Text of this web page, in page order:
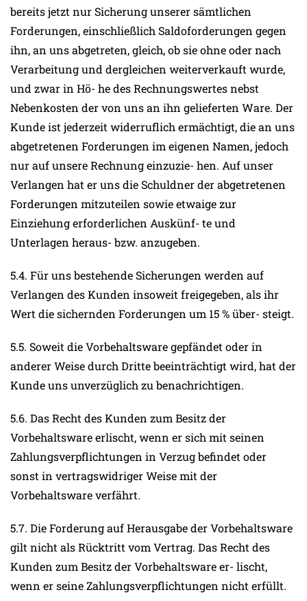
bereits jetzt nur Sicherung unserer sämtlichen
Forderungen, einschließlich Saldoforderungen gegen
ihn, an uns abgetreten, gleich, ob sie ohne oder nach
Verarbeitung und dergleichen weiterverkauft wurde,
und zwar in Hö- he des Rechnungswertes nebst
Nebenkosten der von uns an ihn gelieferten Ware. Der
Kunde ist jederzeit widerruflich ermächtigt, die an uns
abgetretenen Forderungen im eigenen Namen, jedoch
nur auf unsere Rechnung einzuzie- hen. Auf unser
Verlangen hat er uns die Schuldner der abgetretenen
Forderungen mitzuteilen sowie etwaige zur
Einziehung erforderlichen Auskünf- te und
Unterlagen heraus- bzw. anzugeben.
5.4. Für uns bestehende Sicherungen werden auf
Verlangen des Kunden insoweit freigegeben, als ihr
Wert die sichernden Forderungen um 15 % über- steigt.
5.5. Soweit die Vorbehaltsware gepfändet oder in
anderer Weise durch Dritte beeinträchtigt wird, hat der
Kunde uns unverzüglich zu benachrichtigen.
5.6. Das Recht des Kunden zum Besitz der
Vorbehaltsware erlischt, wenn er sich mit seinen
Zahlungsverpflichtungen in Verzug befindet oder
sonst in vertragswidriger Weise mit der
Vorbehaltsware verfährt.
5.7. Die Forderung auf Herausgabe der Vorbehaltsware
gilt nicht als Rücktritt vom Vertrag. Das Recht des
Kunden zum Besitz der Vorbehaltsware er- lischt,
wenn er seine Zahlungsverpflichtungen nicht erfüllt.